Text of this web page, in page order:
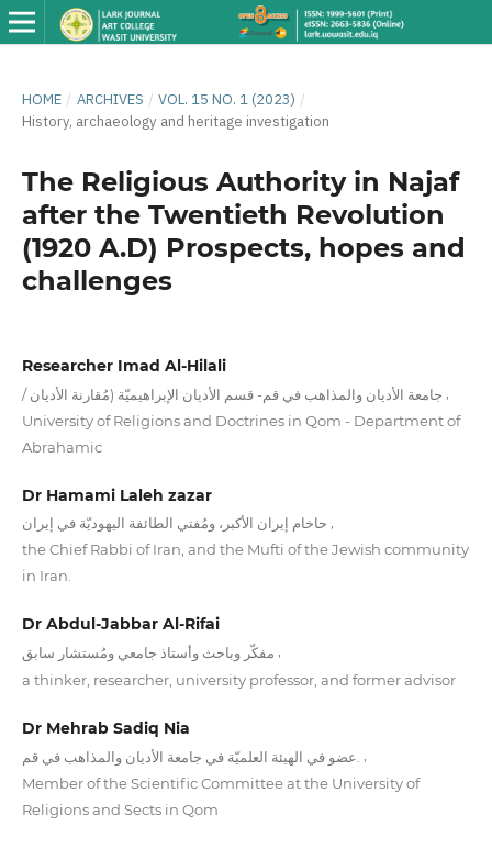
HOME / ARCHIVES / VOL. 15 NO. 1 (2023) /
History, archaeology and heritage investigation
The Religious Authority in Najaf
after the Twentieth Revolution
(1920 A.D) Prospects, hopes and
challenges
Researcher Imad Al-Hilali
/ جامعة الأديان والمذاهب في قم- قسم الأديان الإبراهيميّة (مُقارنة الأديان
University of Religions and Doctrines in Qom - Department of
Abrahamic
Dr Hamami Laleh zazar
حاخام إيران الأكبر، ومُفتي الطائفة اليهوديّة في إيران
the Chief Rabbi of Iran, and the Mufti of the Jewish community
in Iran.
Dr Abdul-Jabbar Al-Rifai
مفكّر وباحث وأستاذ جامعي ومُستشار سابق
a thinker, researcher, university professor, and former advisor
Dr Mehrab Sadiq Nia
,
Member of the Scientific Committee at the University of
Religions and Sects in Qom